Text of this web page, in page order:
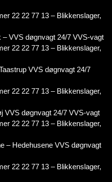
22 22 77 13 – Blikkenslager,
VVS døgnvagt 24/7 VVS-vagt
22 22 77 13 – Blikkenslager,
VVS døgnvagt 24/7
22 22 77 13 – Blikkenslager,
VVS døgnvagt 24/7 VVS-vagt
22 22 77 13 – Blikkenslager,
– Hedehusene VVS døgnvagt
22 22 77 13 – Blikkenslager,